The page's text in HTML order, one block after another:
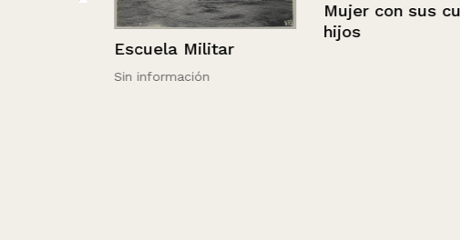
Escuela Militar
Sin información
Mujer con sus cuatro
hijos